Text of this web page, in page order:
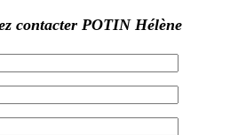
contacter POTIN Hélène